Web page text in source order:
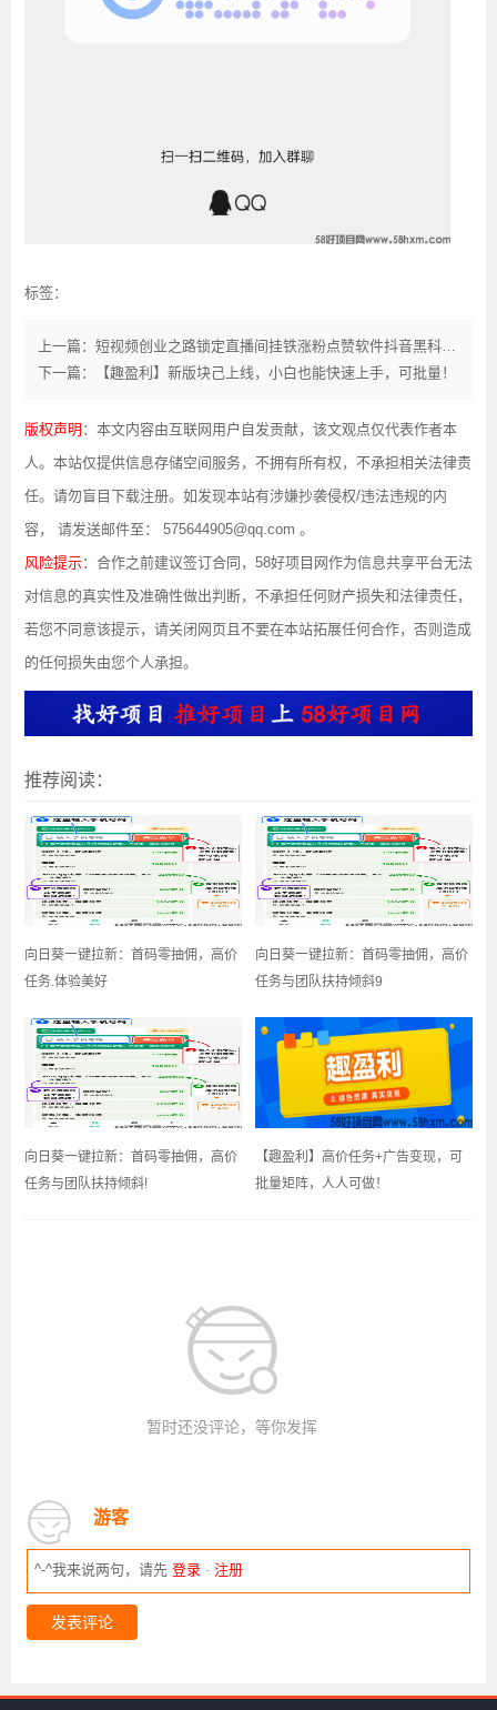
标签：
上一篇：短视频创业之路锁定直播间挂铁涨粉点赞软件抖音黑科技云端商城合伙人
下一篇：【趣盈利】新版块己上线，小白也能快速上手，可批量！
版权声明 ：本文内容由互联网用户自发贡献，该文观点仅代表作者本
人。本站仅提供信息存储空间服务，不拥有所有权，不承担相关法律责
任。请勿盲目下载注册。如发现本站有涉嫌抄袭侵权/违法违规的内
容， 请发送邮件至： 575644905@qq.com 。
风险提示：合作之前建议签订合同，58好项目网作为信息共享平台无法
对信息的真实性及准确性做出判断，不承担任何财产损失和法律责任，
若您不同意该提示，请关闭网页且不要在本站拓展任何合作，否则造成
的任何损失由您个人承担。
推荐阅读：
向日葵一键拉新：首码零抽佣，高价
任务.体验美好
​向日葵一键拉新：首码零抽佣，高价
任务与团队扶持倾斜9
向日葵一键拉新：首码零抽佣，高价
任务与团队扶持倾斜!
【趣盈利】高价任务+广告变现，可
批量矩阵，人人可做！
暂时还没评论，等你发挥
游客
^-^我来说两句，请先登录 · 注册
发表评论